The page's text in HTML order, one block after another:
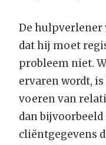
De hulpverlener
dat hij moet
probleem niet.
ervaren wordt,
voeren van
dan
cliëntgegevens